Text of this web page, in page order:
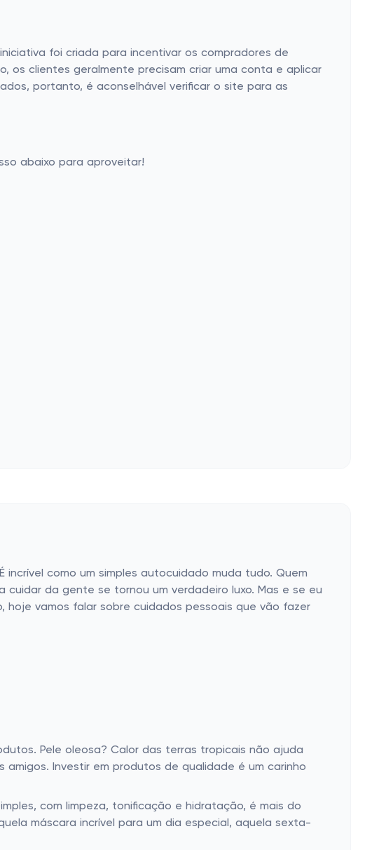
foi criada para incentivar os compradores de
os clientes geralmente precisam criar uma conta e aplicar
portanto, é aconselhável verificar o site para as
abaixo para aproveitar!
como um simples autocuidado muda tudo. Quem
da gente se tornou um verdadeiro luxo. Mas e se eu
vamos falar sobre cuidados pessoais que vão fazer
Pele oleosa? Calor das terras tropicais não ajuda
amigos. Investir em produtos de qualidade é um carinho
com limpeza, tonificação e hidratação, é mais do
máscara incrível para um dia especial, aquela sexta-